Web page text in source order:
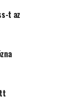
t az